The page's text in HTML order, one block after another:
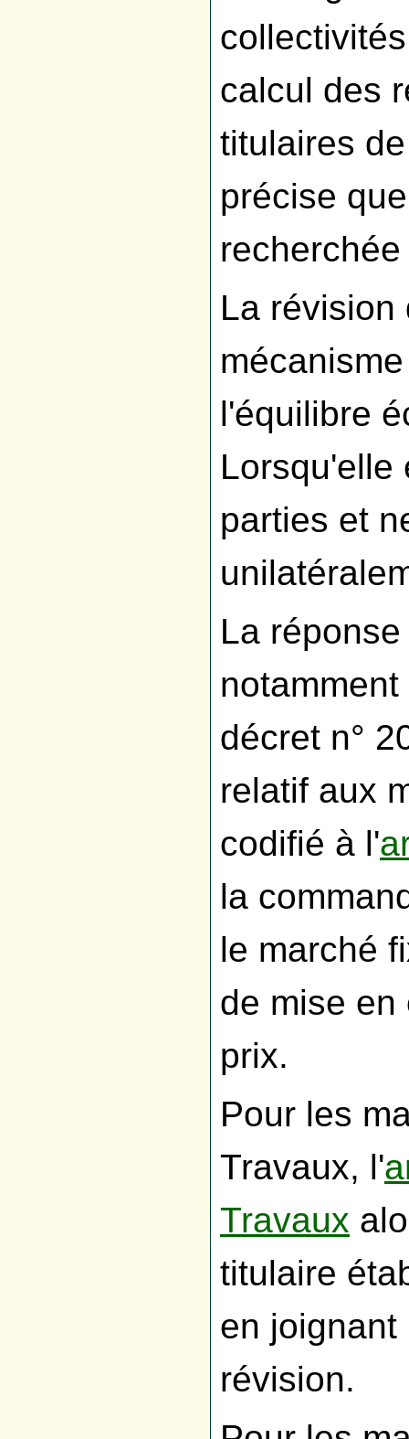
calcul des
titulaires
précise
La révision
l'équilibre
Lorsqu'elle
parties et
La
décret n°
relatif aux
codifié à l'
la
le marché
de mise
prix.
Pour les
Travaux, l'
Travaux
titulaire
en
révision.